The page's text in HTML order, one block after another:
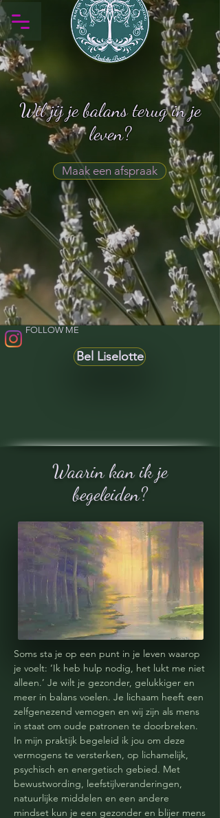
Wil jij je balans terug in je
leven?
Maak een afspraak
Bel Liselotte
FOLLOW ME
Soms sta je op een punt in je leven waarop
je voelt: ‘Ik heb hulp nodig, het lukt me niet
alleen.’ Je wilt je gezonder, gelukkiger en
meer in balans voelen. Je lichaam heeft een
zelfgenezend vemogen en wij zijn als mens
in staat om oude patronen te doorbreken.
In mijn praktijk begeleid ik jou om deze
vermogens te versterken, op lichamelijk,
psychisch en energetisch gebied. Met
bewustwording, leefstijlveranderingen,
natuurlijke middelen en een andere
mindset kun je een gezonder en blijer mens
Waarin kan ik je
begeleiden?